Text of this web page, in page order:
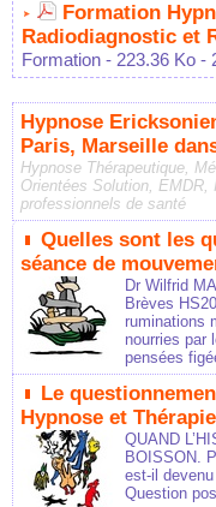
Formation
Radiodiagnostic et
Formation - 223.36 Ko -
Hypnose
Paris, Marseille
Hypnose Thérapeutique,
Orientées Solution,
professionnels de santé
Quelles sont les
séance de
Dr Wilfrid
Brèves
ruminations
nourries par
pensées
Le
Hypnose et
QUAND
BOISSON.
est-il
Question